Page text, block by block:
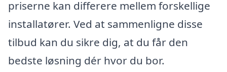
priserne kan differere mellem forskellige
installatører. Ved at sammenligne disse
tilbud kan du sikre dig, at du får den
bedste løsning dér hvor du bor.